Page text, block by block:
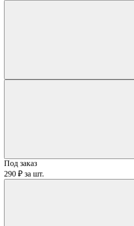
Под заказ
290 ₽ за шт.